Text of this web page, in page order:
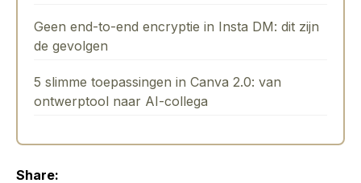
Geen end-to-end encryptie in Insta DM: dit zijn
de gevolgen
5 slimme toepassingen in Canva 2.0: van
ontwerptool naar AI-collega
Share: